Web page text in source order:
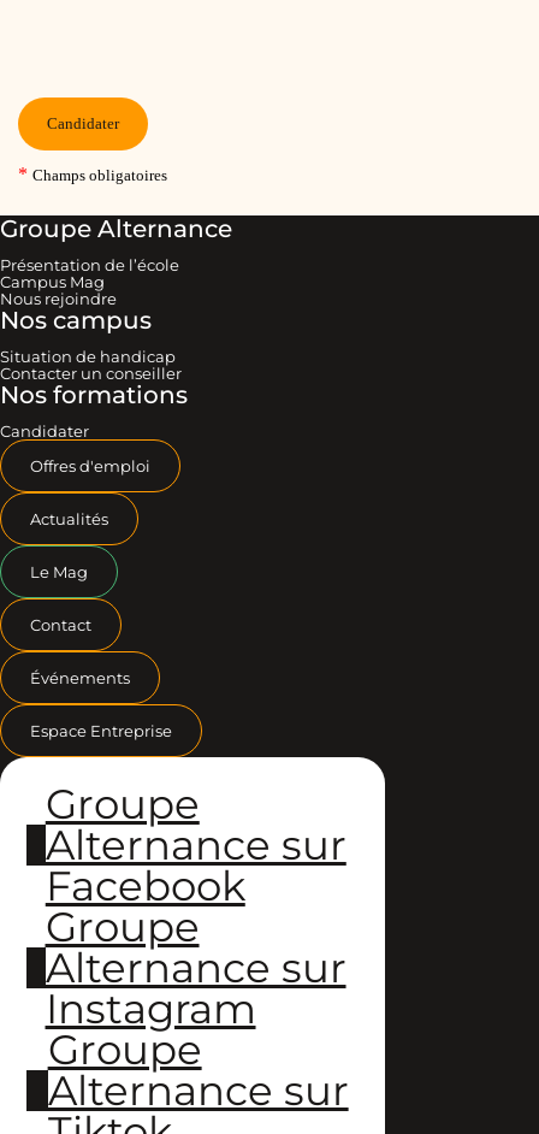
Groupe Alternance
Présentation de l’école
Campus Mag
Nous rejoindre
Nos campus
Situation de handicap
Contacter un conseiller
Nos formations
Candidater
Offres d'emploi
Actualités
Le Mag
Contact
Événements
Espace Entreprise
Groupe
Alternance sur
Facebook
Groupe
Alternance sur
Instagram
Groupe
Alternance sur